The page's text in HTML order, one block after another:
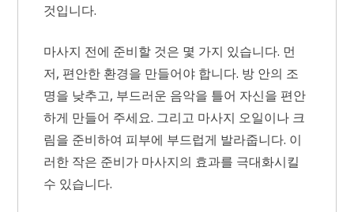
것입니다.
마사지 전에 준비할 것은 몇 가지 있습니다. 먼
저, 편안한 환경을 만들어야 합니다. 방 안의 조
명을 낮추고, 부드러운 음악을 틀어 자신을 편안
하게 만들어 주세요. 그리고 마사지 오일이나 크
림을 준비하여 피부에 부드럽게 발라줍니다. 이
러한 작은 준비가 마사지의 효과를 극대화시킬
수 있습니다.